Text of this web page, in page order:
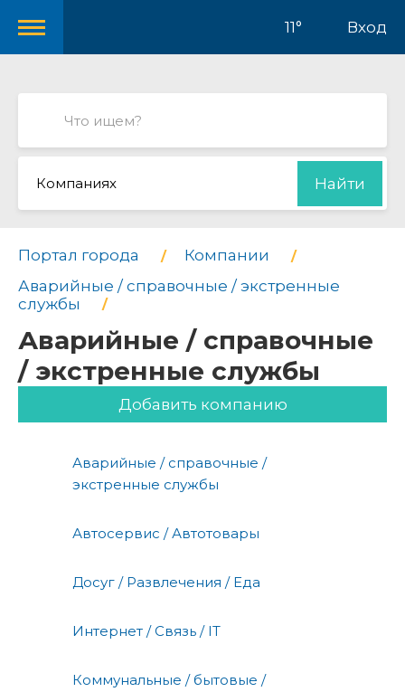
11° Вход
Компаниях Найти
Портал города
Компании
Аварийные / справочные / экстренные
службы
Аварийные / справочные
/ экстренные службы
Добавить компанию
Аварийные / справочные /
экстренные службы
Автосервис / Автотовары
Досуг / Развлечения / Еда
Интернет / Связь / IT
Коммунальные / бытовые /